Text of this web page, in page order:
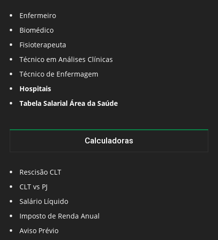
Enfermeiro
Biomédico
Fisioterapeuta
Técnico em Análises Clínicas
Técnico de Enfermagem
Hospitais
Tabela Salarial Área da Saúde
Calculadoras
Rescisão CLT
CLT vs PJ
Salário Líquido
Imposto de Renda Anual
Aviso Prévio